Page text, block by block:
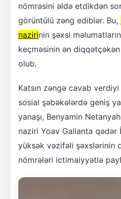
nömrəsini əldə etdikdən
görüntülü zəng ediblər. Bu,
nazirinin şəxsi
keçməsinin ən
olub.
Katsın zəngə cavab
sosial şəbəkələrdə geniş
yanaşı, Benyamin
naziri Yoav Gallanta qədər
yüksək vəzifəli şəxslərinin
nömrələri ictimaiyyətlə